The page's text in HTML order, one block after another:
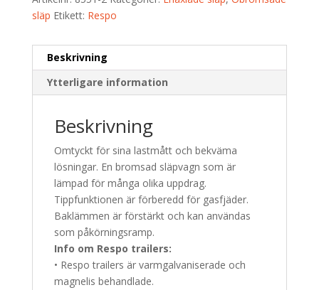
släp Etikett: Respo
Beskrivning
Ytterligare information
Beskrivning
Omtyckt för sina lastmått och bekväma
lösningar. En bromsad släpvagn som är
lämpad för många olika uppdrag.
Tippfunktionen är förberedd för gasfjäder.
Baklämmen är förstärkt och kan användas
som påkörningsramp.
Info om Respo trailers:
• Respo trailers är varmgalvaniserade och
magnelis behandlade.